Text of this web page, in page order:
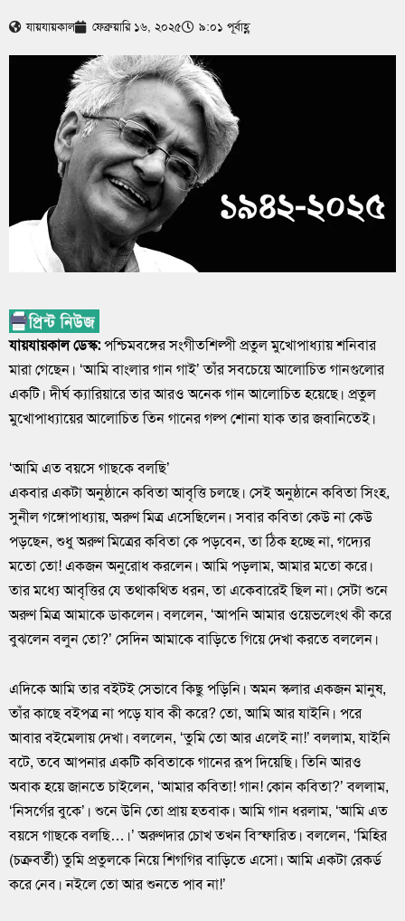
যায়যায়কাল ফেব্রুয়ারি ১৬, ২০২৫ ৯:০১ পূর্বাহ্ণ
যায়যায়কাল ডেস্ক:পশ্চিমবঙ্গের সংগীতশিল্পী প্রতুল মুখোপাধ্যায় শনিবার
মারা গেছেন। ‘আমি বাংলার গান গাই’ তাঁর সবচেয়ে আলোচিত গানগুলোর
একটি। দীর্ঘ ক্যারিয়ারে তার আরও অনেক গান আলোচিত হয়েছে। প্রতুল
মুখোপাধ্যায়ের আলোচিত তিন গানের গল্প শোনা যাক তার জবানিতেই।
‘আমি এত বয়সে গাছকে বলছি’
একবার একটা অনুষ্ঠানে কবিতা আবৃত্তি চলছে। সেই অনুষ্ঠানে কবিতা সিংহ,
সুনীল গঙ্গোপাধ্যায়, অরুণ মিত্র এসেছিলেন। সবার কবিতা কেউ না কেউ
পড়ছেন, শুধু অরুণ মিত্রের কবিতা কে পড়বেন, তা ঠিক হচ্ছে না, গদ্যের
মতো তো! একজন অনুরোধ করলেন। আমি পড়লাম, আমার মতো করে।
তার মধ্যে আবৃত্তির যে তথাকথিত ধরন, তা একেবারেই ছিল না। সেটা শুনে
অরুণ মিত্র আমাকে ডাকলেন। বললেন, ‘আপনি আমার ওয়েভলেংথ কী করে
বুঝলেন বলুন তো?’ সেদিন আমাকে বাড়িতে গিয়ে দেখা করতে বললেন।
এদিকে আমি তার বইটই সেভাবে কিছু পড়িনি। অমন স্কলার একজন মানুষ,
তাঁর কাছে বইপত্র না পড়ে যাব কী করে? তো, আমি আর যাইনি। পরে
আবার বইমেলায় দেখা। বললেন, ‘তুমি তো আর এলেই না!’ বললাম, যাইনি
বটে, তবে আপনার একটি কবিতাকে গানের রূপ দিয়েছি। তিনি আরও
অবাক হয়ে জানতে চাইলেন, ‘আমার কবিতা! গান! কোন কবিতা?’ বললাম,
‘নিসর্গের বুকে’। শুনে উনি তো প্রায় হতবাক। আমি গান ধরলাম, ‘আমি এত
বয়সে গাছকে বলছি…।’ অরুণদার চোখ তখন বিস্ফারিত। বললেন, ‘মিহির
(চক্রবর্তী) তুমি প্রতুলকে নিয়ে শিগগির বাড়িতে এসো। আমি একটা রেকর্ড
করে নেব। নইলে তো আর শুনতে পাব না!’